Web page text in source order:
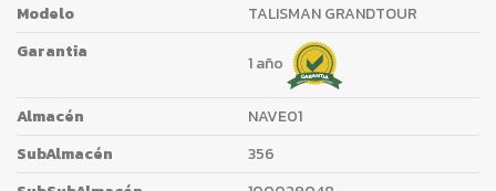
Modelo
TALISMAN GRANDTOUR
Garantia
1 año
Almacén
NAVE01
SubAlmacén
356